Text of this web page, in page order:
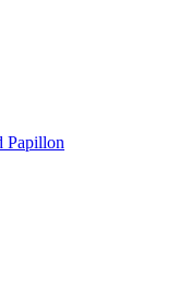
Papillon